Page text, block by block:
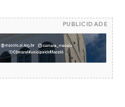
PUBLICIDADE